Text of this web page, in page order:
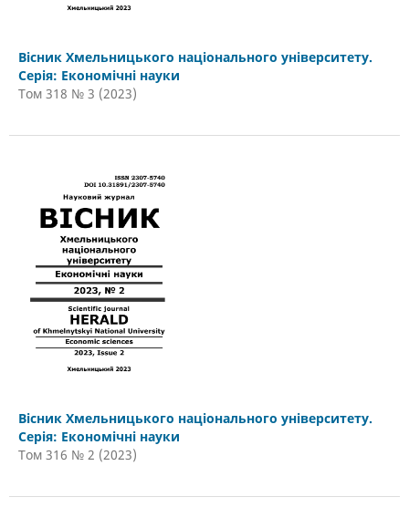
Вісник Хмельницького національного університету.
Серія: Економічні науки
Том 318 № 3 (2023)
Вісник Хмельницького національного університету.
Серія: Економічні науки
Том 316 № 2 (2023)